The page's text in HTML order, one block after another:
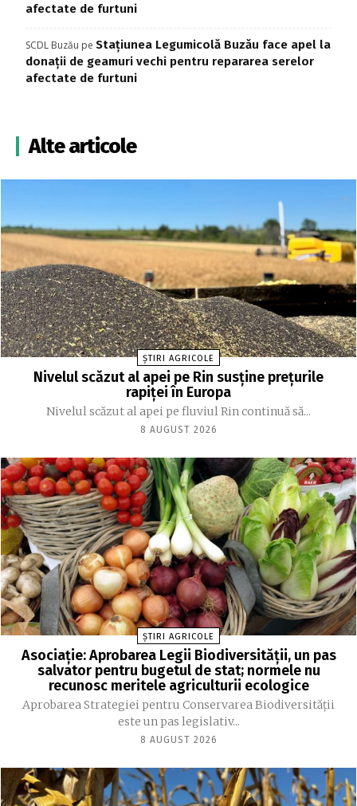
afectate de furtuni
SCDL Buzău pe Stațiunea Legumicolă Buzău face apel la
donații de geamuri vechi pentru repararea serelor
afectate de furtuni
Alte articole
ȘTIRI AGRICOLE
Nivelul scăzut al apei pe Rin susține prețurile
rapiței în Europa
Nivelul scăzut al apei pe fluviul Rin continuă să...
8 AUGUST 2026
ȘTIRI AGRICOLE
Asociație: Aprobarea Legii Biodiversității, un pas
salvator pentru bugetul de stat; normele nu
recunosc meritele agriculturii ecologice
Aprobarea Strategiei pentru Conservarea Biodiversității
este un pas legislativ...
8 AUGUST 2026